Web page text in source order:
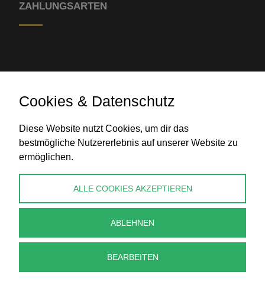
ZAHLUNGSARTEN
Banküberweisung
KONTAKT
info@perlenpresse.de
Cookies & Datenschutz
Diese Website nutzt Cookies, um dir das
bestmögliche Nutzererlebnis auf unserer Website zu
ermöglichen.
ALLE COOKIES AKZEPTIEREN
ABLEHNEN
BEARBEITEN